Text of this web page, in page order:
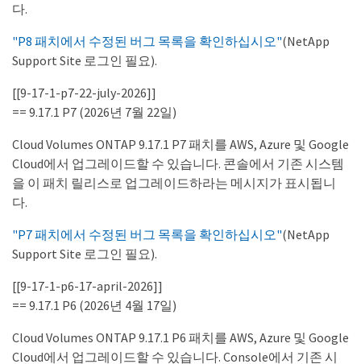
다.
"P8 패치에서 수정된 버그 목록을 확인하십시오"(NetApp
Support Site 로그인 필요).
[[9-17-1-p7-22-july-2026]]
== 9.17.1 P7 (2026년 7월 22일)
Cloud Volumes ONTAP 9.17.1 P7 패치를 AWS, Azure 및 Google
Cloud에서 업그레이드할 수 있습니다. 콘솔에서 기존 시스템
을 이 패치 릴리스로 업그레이드하라는 메시지가 표시됩니
다.
"P7 패치에서 수정된 버그 목록을 확인하십시오"(NetApp
Support Site 로그인 필요).
[[9-17-1-p6-17-april-2026]]
== 9.17.1 P6 (2026년 4월 17일)
Cloud Volumes ONTAP 9.17.1 P6 패치를 AWS, Azure 및 Google
Cloud에서 업그레이드할 수 있습니다. Console에서 기존 시